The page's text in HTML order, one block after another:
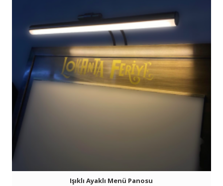
Işıklı Ayaklı Menü Panosu